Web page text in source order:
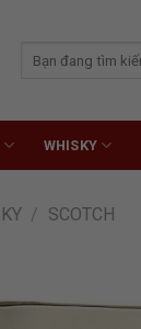
kiếm:
WHISKY
/ SCOTCH